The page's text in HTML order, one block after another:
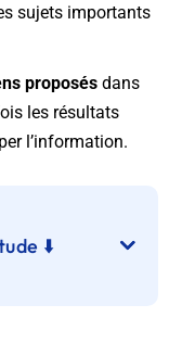
sujets importants
proposésdans
les résultats
l’information.
⬇️